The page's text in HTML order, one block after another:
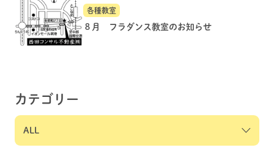
各種教室
８月 フラダンス教室のお知らせ
カテゴリー